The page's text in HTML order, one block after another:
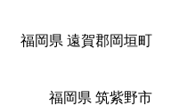
福岡県 遠賀郡岡垣町
福岡県 筑紫野市